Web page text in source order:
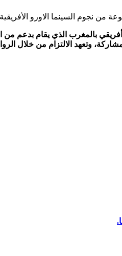
نجوم السينما الاورو
بالمغرب الذي يقام
وتعهد الالتزام من خلال